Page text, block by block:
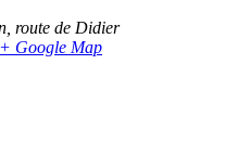
route de Didier
+ Google Map